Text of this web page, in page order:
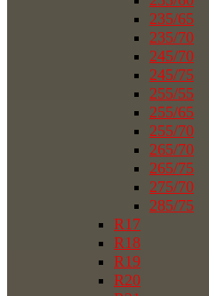
235/65
235/70
245/70
245/75
255/55
255/65
255/70
265/70
265/75
275/70
285/75
R17
R18
R19
R20